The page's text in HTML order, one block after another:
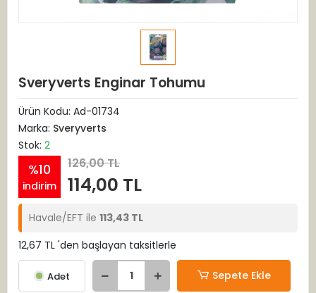
Sveryverts Enginar Tohumu
Ürün Kodu: Ad-01734
Marka: Sveryverts
Stok: 2
%10
indirim
126,00 TL
114,00 TL
Havale/EFT ile 113,43 TL
12,67 TL 'den başlayan taksitlerle
Adet Sepete Ekle